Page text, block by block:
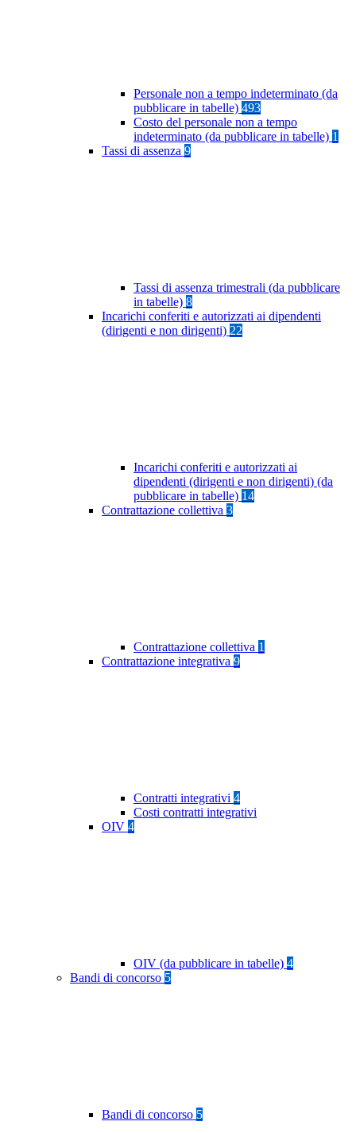
Personale non a tempo indeterminato (da
pubblicare in tabelle) 493
Costo del personale non a tempo
indeterminato (da pubblicare in tabelle) 1
Tassi di assenza 9
Tassi di assenza trimestrali (da pubblicare
in tabelle) 8
Incarichi conferiti e autorizzati ai dipendenti
(dirigenti e non dirigenti) 22
Incarichi conferiti e autorizzati ai
dipendenti (dirigenti e non dirigenti) (da
pubblicare in tabelle) 14
Contrattazione collettiva 3
Contrattazione collettiva 1
Contrattazione integrativa 9
Contratti integrativi 4
Costi contratti integrativi
OIV 4
OIV (da pubblicare in tabelle) 4
Bandi di concorso 5
Bandi di concorso 5